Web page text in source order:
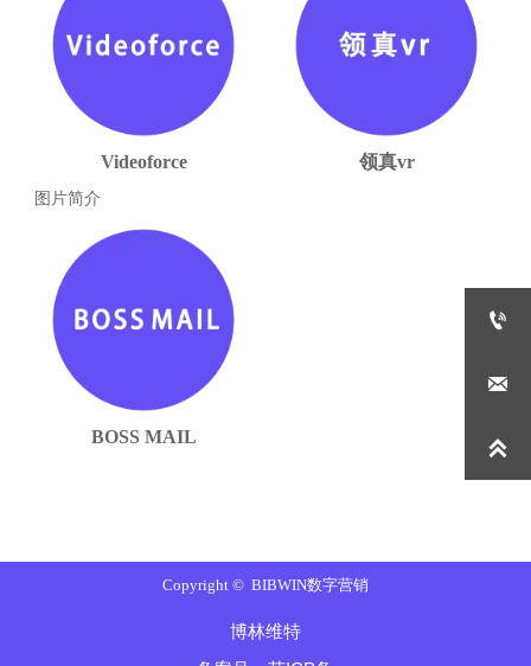
Videoforce
图片简介
领真vr
BOSS MAIL
Copyright © BIBWIN数字营销
博林维特


